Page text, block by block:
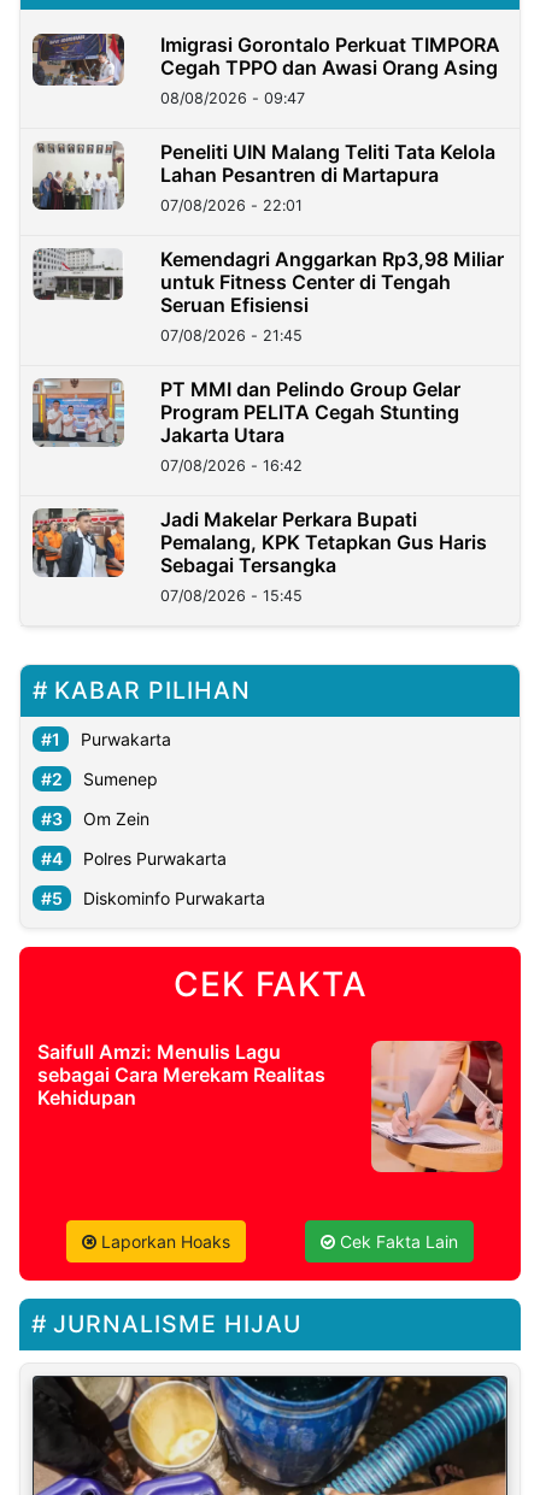
Imigrasi Gorontalo Perkuat TIMPORA
Cegah TPPO dan Awasi Orang Asing
08/08/2026 - 09:47
Peneliti UIN Malang Teliti Tata Kelola
Lahan Pesantren di Martapura
07/08/2026 - 22:01
Kemendagri Anggarkan Rp3,98 Miliar
untuk Fitness Center di Tengah
Seruan Efisiensi
07/08/2026 - 21:45
PT MMI dan Pelindo Group Gelar
Program PELITA Cegah Stunting
Jakarta Utara
07/08/2026 - 16:42
Jadi Makelar Perkara Bupati
Pemalang, KPK Tetapkan Gus Haris
Sebagai Tersangka
07/08/2026 - 15:45
KABAR PILIHAN
Purwakarta
Sumenep
Om Zein
Polres Purwakarta
Diskominfo Purwakarta
CEK FAKTA
Saifull Amzi: Menulis Lagu
sebagai Cara Merekam Realitas
Kehidupan
Laporkan Hoaks Cek Fakta Lain
JURNALISME HIJAU